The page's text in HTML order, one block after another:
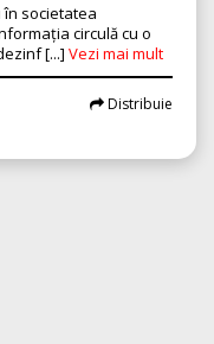
în societatea
circulă cu o
[...] Vezi mai mult
Distribuie